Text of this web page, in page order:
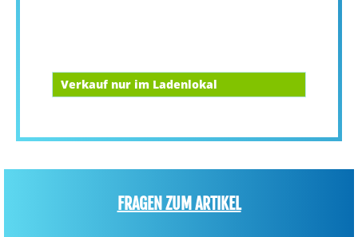
Verkauf nur im Ladenlokal
FRAGEN ZUM ARTIKEL